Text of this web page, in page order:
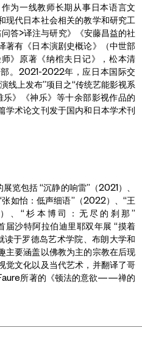
为一线教师长期从事日本语言文
现代日本社会相关的教学和研究工
答>译注与研究》《安藤昌益的社
著有《日本演剧史概论》（中世部
》原著《纳棺夫日记》，松本清
。2021-2022年，应日本国际交
线上发布”项目之“传统艺能影视系
》《神乐》等十余部影视作品的
学术论文刊发于国内和日本学术刊
览包括 “沉静的响雷”（2021）、
如怡：低声细语”（2022）、“王
、“杉本博司：无尽的刹那”
届沙特阿拉伯迪里耶双年展 “摸着
读于罗德岛艺术学院、布朗大学和
主要涵盖以佛教为主的宗教在后现
觉文化以及当代艺术，并翻译了哥
所著的《顿法的意欲——禅的